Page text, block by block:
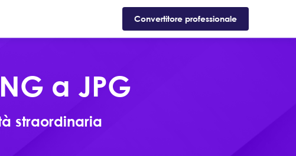
Negozio Blog
Convertitore professionale
a JPG
straordinaria